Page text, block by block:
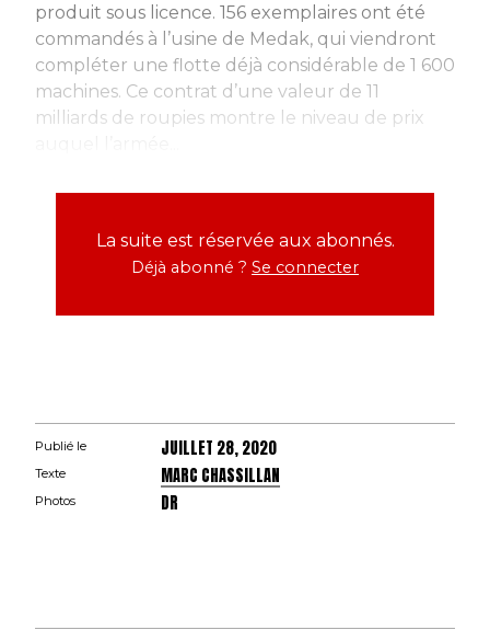
produit sous licence. 156 exemplaires ont été
commandés à l’usine de Medak, qui viendront
compléter une flotte déjà considérable de 1 600
machines. Ce contrat d’une valeur de 11
milliards de roupies montre le niveau de prix
La suite est réservée aux abonnés.
Déjà abonné ? Se connecter
Publié le JUILLET 28, 2020
Texte MARC CHASSILLAN
Photos DR